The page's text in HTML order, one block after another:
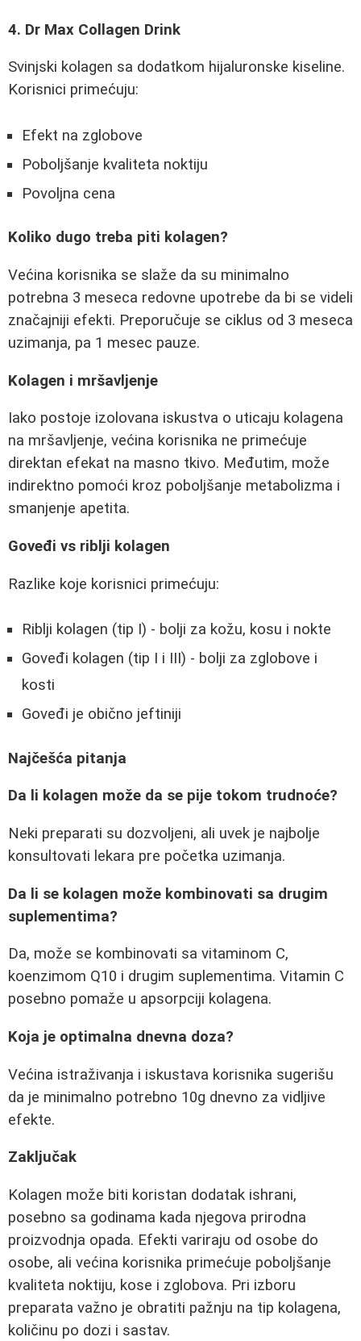
4. Dr Max Collagen Drink
Svinjski kolagen sa dodatkom hijaluronske kiseline.
Korisnici primećuju:
Efekt na zglobove
Poboljšanje kvaliteta noktiju
Povoljna cena
Koliko dugo treba piti kolagen?
Većina korisnika se slaže da su minimalno
potrebna 3 meseca redovne upotrebe da bi se videli
značajniji efekti. Preporučuje se ciklus od 3 meseca
uzimanja, pa 1 mesec pauze.
Kolagen i mršavljenje
Iako postoje izolovana iskustva o uticaju kolagena
na mršavljenje, većina korisnika ne primećuje
direktan efekat na masno tkivo. Međutim, može
indirektno pomoći kroz poboljšanje metabolizma i
smanjenje apetita.
Goveđi vs riblji kolagen
Razlike koje korisnici primećuju:
Riblji kolagen (tip I) - bolji za kožu, kosu i nokte
Goveđi kolagen (tip I i III) - bolji za zglobove i
kosti
Goveđi je obično jeftiniji
Najčešća pitanja
Da li kolagen može da se pije tokom trudnoće?
Neki preparati su dozvoljeni, ali uvek je najbolje
konsultovati lekara pre početka uzimanja.
Da li se kolagen može kombinovati sa drugim
suplementima?
Da, može se kombinovati sa vitaminom C,
koenzimom Q10 i drugim suplementima. Vitamin C
posebno pomaže u apsorpciji kolagena.
Koja je optimalna dnevna doza?
Većina istraživanja i iskustava korisnika sugerišu
da je minimalno potrebno 10g dnevno za vidljive
efekte.
Zaključak
Kolagen može biti koristan dodatak ishrani,
posebno sa godinama kada njegova prirodna
proizvodnja opada. Efekti variraju od osobe do
osobe, ali većina korisnika primećuje poboljšanje
kvaliteta noktiju, kose i zglobova. Pri izboru
preparata važno je obratiti pažnju na tip kolagena,
količinu po dozi i sastav.